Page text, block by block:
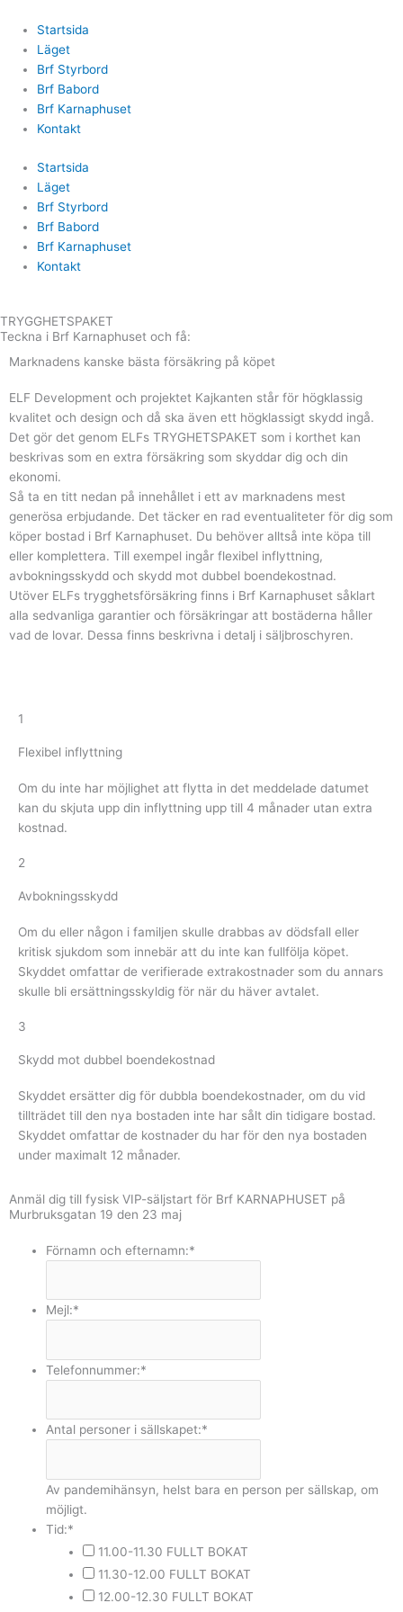
indholdet
Startsida
Läget
Brf Styrbord
Brf Babord
Brf Karnaphuset
Kontakt
Startsida
Läget
Brf Styrbord
Brf Babord
Brf Karnaphuset
Kontakt
TRYGGHETSPAKET
Teckna i Brf Karnaphuset och få:
Marknadens kanske bästa försäkring på köpet
ELF Development och projektet Kajkanten står för högklassig
kvalitet och design och då ska även ett högklassigt skydd ingå.
Det gör det genom ELFs TRYGHETSPAKET som i korthet kan
beskrivas som en extra försäkring som skyddar dig och din
ekonomi.
Så ta en titt nedan på innehållet i ett av marknadens mest
generösa erbjudande. Det täcker en rad eventualiteter för dig som
köper bostad i Brf Karnaphuset. Du behöver alltså inte köpa till
eller komplettera. Till exempel ingår flexibel inflyttning,
avbokningsskydd och skydd mot dubbel boendekostnad.
Utöver ELFs trygghetsförsäkring finns i Brf Karnaphuset såklart
alla sedvanliga garantier och försäkringar att bostäderna håller
vad de lovar. Dessa finns beskrivna i detalj i säljbroschyren.
1
Flexibel inflyttning
Om du inte har möjlighet att flytta in det meddelade datumet
kan du skjuta upp din inflyttning upp till 4 månader utan extra
kostnad.
2
Avbokningsskydd
Om du eller någon i familjen skulle drabbas av dödsfall eller
kritisk sjukdom som innebär att du inte kan fullfölja köpet.
Skyddet omfattar de verifierade extrakostnader som du annars
skulle bli ersättningsskyldig för när du häver avtalet.
3
Skydd mot dubbel boendekostnad
Skyddet ersätter dig för dubbla boendekostnader, om du vid
tillträdet till den nya bostaden inte har sålt din tidigare bostad.
Skyddet omfattar de kostnader du har för den nya bostaden
under maximalt 12 månader.
Anmäl dig till fysisk VIP-säljstart för Brf KARNAPHUSET på
Murbruksgatan 19 den 23 maj
Förnamn och efternamn:*
Mejl:*
Telefonnummer:*
Antal personer i sällskapet:*
Av pandemihänsyn, helst bara en person per sällskap, om
möjligt.
Tid:*
11.00-11.30 FULLT BOKAT
11.30-12.00 FULLT BOKAT
12.00-12.30 FULLT BOKAT